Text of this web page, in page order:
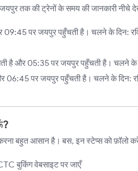
तक की ट्रेनों के समय की जानकारी नीचे
09:45 पर जयपुर पहुँचती है। चलने के दिन:
है और 05:35 पर जयपुर पहुँचती है। चलने के
06:45 पर जयपुर पहुँचती है। चलने के दिन:
बहुत आसान है। बस, इन स्टेप्स को फ़ॉलो
बुकिंग वेबसाइट पर जाएँ